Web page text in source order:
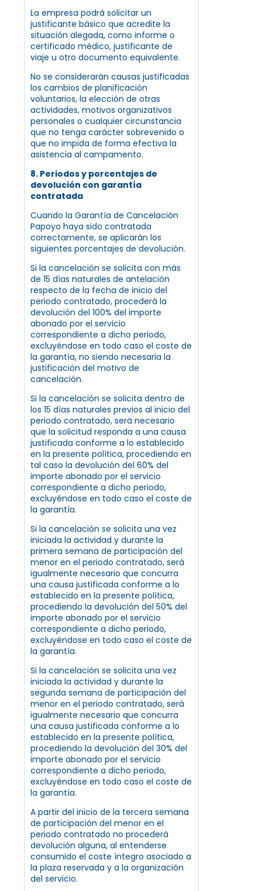
La empresa podrá solicitar un
justificante básico que acredite la
situación alegada, como informe o
certificado médico, justificante de
viaje u otro documento equivalente.
No se considerarán causas justificadas
los cambios de planificación
voluntarios, la elección de otras
actividades, motivos organizativos
personales o cualquier circunstancia
que no tenga carácter sobrevenido o
que no impida de forma efectiva la
asistencia al campamento.
8. Periodos y porcentajes de
devolución con garantía
contratada
Cuando la Garantía de Cancelación
Papoyo haya sido contratada
correctamente, se aplicarán los
siguientes porcentajes de devolución.
Si la cancelación se solicita con más
de 15 días naturales de antelación
respecto de la fecha de inicio del
periodo contratado, procederá la
devolución del 100% del importe
abonado por el servicio
correspondiente a dicho periodo,
excluyéndose en todo caso el coste de
la garantía, no siendo necesaria la
justificación del motivo de
cancelación.
Si la cancelación se solicita dentro de
los 15 días naturales previos al inicio del
periodo contratado, será necesario
que la solicitud responda a una causa
justificada conforme a lo establecido
en la presente política, procediendo en
tal caso la devolución del 60% del
importe abonado por el servicio
correspondiente a dicho periodo,
excluyéndose en todo caso el coste de
la garantía.
Si la cancelación se solicita una vez
iniciada la actividad y durante la
primera semana de participación del
menor en el periodo contratado, será
igualmente necesario que concurra
una causa justificada conforme a lo
establecido en la presente política,
procediendo la devolución del 50% del
importe abonado por el servicio
correspondiente a dicho periodo,
excluyéndose en todo caso el coste de
la garantía.
Si la cancelación se solicita una vez
iniciada la actividad y durante la
segunda semana de participación del
menor en el periodo contratado, será
igualmente necesario que concurra
una causa justificada conforme a lo
establecido en la presente política,
procediendo la devolución del 30% del
importe abonado por el servicio
correspondiente a dicho periodo,
excluyéndose en todo caso el coste de
la garantía.
A partir del inicio de la tercera semana
de participación del menor en el
periodo contratado no procederá
devolución alguna, al entenderse
consumido el coste íntegro asociado a
la plaza reservada y a la organización
del servicio.